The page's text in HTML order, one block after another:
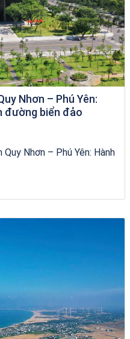
Nhơn – Phú Yên:
đường biển đảo
Nhơn – Phú Yên: Hành